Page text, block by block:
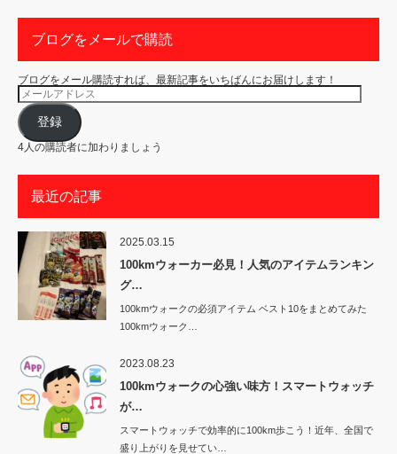
ブログをメールで購読
ブログをメール購読すれば、最新記事をいちばんにお届けします！
メ
ー
ル
ア
ド
レ
ス
登録
4人の購読者に加わりましょう
最近の記事
2025.03.15
100kmウォーカー必見！人気のアイテムランキン
グ…
100kmウォークの必須アイテム ベスト10をまとめてみた
100kmウォーク…
2023.08.23
100kmウォークの心強い味方！スマートウォッチ
が…
スマートウォッチで効率的に100km歩こう！近年、全国で
盛り上がりを見せてい…